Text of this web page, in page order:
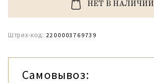
НЕТ В НАЛИЧИИ
Штрих-код: 2200003769739
Самовывоз: